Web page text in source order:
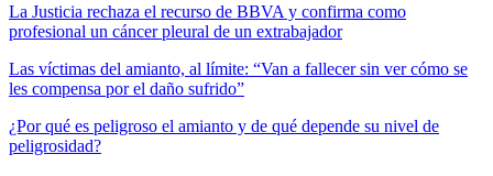
La Justicia rechaza el recurso de BBVA y confirma como
profesional un cáncer pleural de un extrabajador
Las víctimas del amianto, al límite: “Van a fallecer sin ver cómo se
les compensa por el daño sufrido”
¿Por qué es peligroso el amianto y de qué depende su nivel de
peligrosidad?